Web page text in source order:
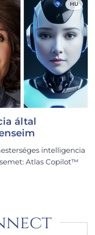
HU
által
intelligencia
Atlas Copilot™